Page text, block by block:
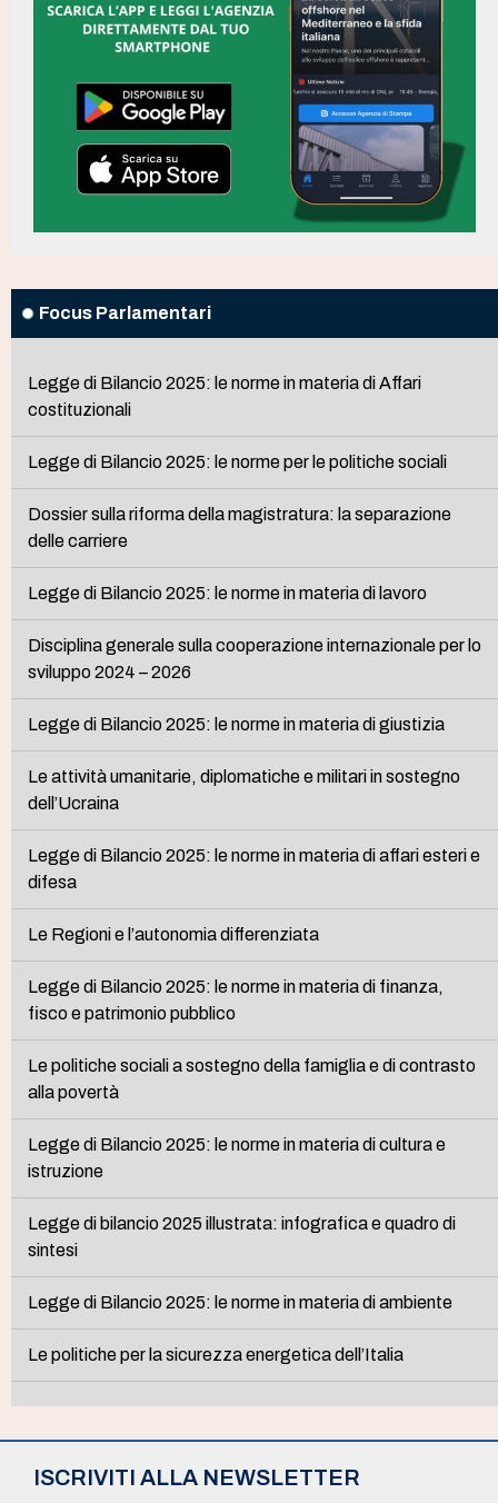
Focus Parlamentari
Legge di Bilancio 2025: le norme in materia di Affari
costituzionali
Legge di Bilancio 2025: le norme per le politiche sociali
Dossier sulla riforma della magistratura: la separazione
delle carriere
Legge di Bilancio 2025: le norme in materia di lavoro
Disciplina generale sulla cooperazione internazionale per lo
sviluppo 2024 – 2026
Legge di Bilancio 2025: le norme in materia di giustizia
Le attività umanitarie, diplomatiche e militari in sostegno
dell’Ucraina
Legge di Bilancio 2025: le norme in materia di affari esteri e
difesa
Le Regioni e l’autonomia differenziata
Legge di Bilancio 2025: le norme in materia di finanza,
fisco e patrimonio pubblico
Le politiche sociali a sostegno della famiglia e di contrasto
alla povertà
Legge di Bilancio 2025: le norme in materia di cultura e
istruzione
Legge di bilancio 2025 illustrata: infografica e quadro di
sintesi
Legge di Bilancio 2025: le norme in materia di ambiente
Le politiche per la sicurezza energetica dell’Italia
ISCRIVITI ALLA NEWSLETTER